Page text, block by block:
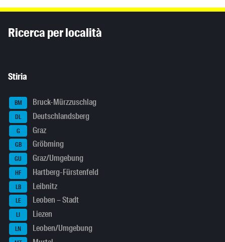
Ricerca per località
Stiria
BM Bruck-Mürzzuschlag
DL Deutschlandsberg
G Graz
GB Gröbming
GU Graz/Umgebung
HF Hartberg-Fürstenfeld
LB Leibnitz
LE Leoben – Stadt
LI Liezen
LN Leoben/Umgebung